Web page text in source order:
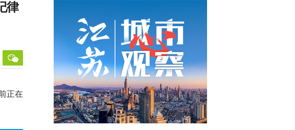
律
正在